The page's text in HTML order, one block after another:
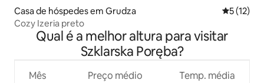
Casa de hóspedes em Grudza
5 (12)
Cozy Izeria preto
Qual é a melhor altura para visitar
Szklarska Poręba?
Mês Preço médio Temp. média